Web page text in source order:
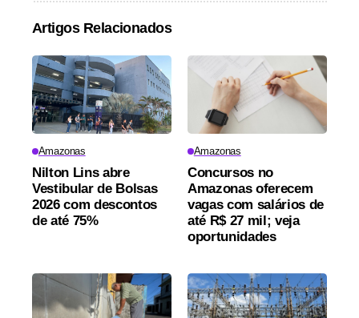
Artigos Relacionados
Amazonas
Nilton Lins abre
Vestibular de Bolsas
2026 com descontos
de até 75%
Amazonas
Concursos no
Amazonas oferecem
vagas com salários de
até R$ 27 mil; veja
oportunidades